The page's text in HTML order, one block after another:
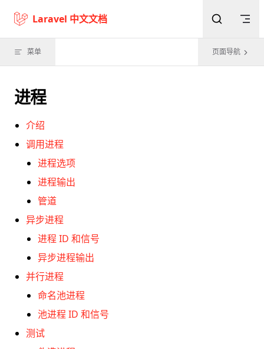
Skip to content
Laravel 中文文档
菜单 页面导航
进程
介绍
调用进程
进程选项
进程输出
管道
异步进程
进程 ID 和信号
异步进程输出
并行进程
命名池进程
池进程 ID 和信号
测试